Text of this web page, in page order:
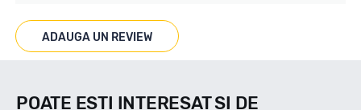
Marcaje
ADAUGA UN REVIEW
POATE ESTI INTERESAT SI DE